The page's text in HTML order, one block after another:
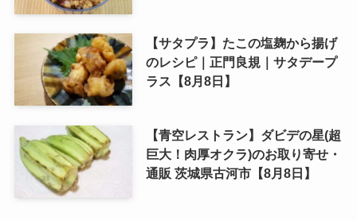
【サタプラ】たこの塩麹から揚げ
のレシピ｜正門良規｜サタデープ
ラス【8月8日】
【青空レストラン】ダビデの星(超
巨大！肉厚オクラ)のお取り寄せ・
通販 茨城県古河市【8月8日】